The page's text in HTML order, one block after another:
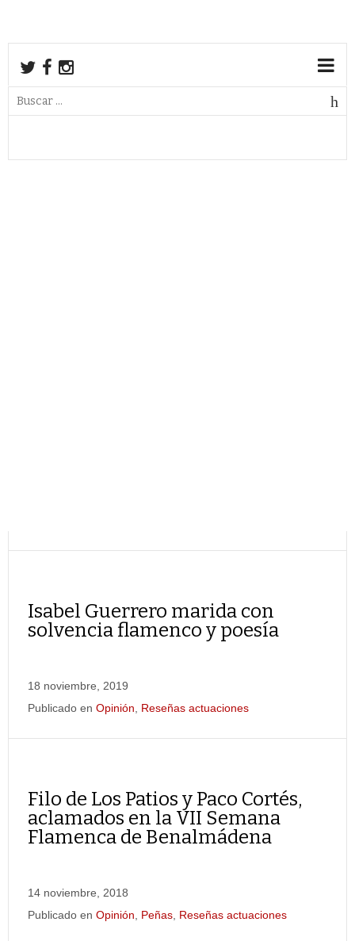
Isabel Guerrero marida con
solvencia flamenco y poesía
18 noviembre, 2019
Publicado en Opinión Reseñas actuaciones
Filo de Los Patios y Paco Cortés,
aclamados en la VII Semana
Flamenca de Benalmádena
14 noviembre, 2018
Publicado en Opinión Peñas Reseñas actuaciones